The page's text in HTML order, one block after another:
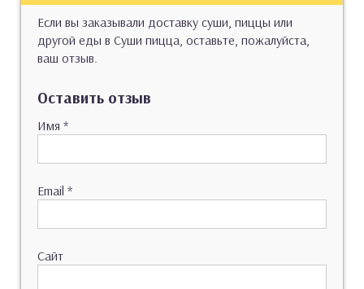
Если вы заказывали доставку суши, пиццы или
другой еды в Суши пицца, оставьте, пожалуйста,
ваш отзыв.
Оставить отзыв
Имя *
Email *
Сайт